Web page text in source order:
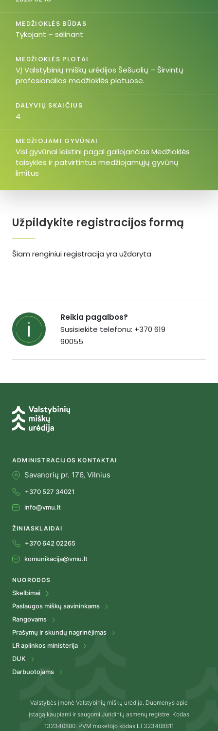
Užpildykite registracijos formą
Šiam renginiui registracija yra uždaryta
MEDŽIOKLĖS BŪDAS
Tykojant – sėlinant
MEDŽIOKLĖS PLOTAI
VĮ Valstybinių miškų urėdijos Šešuolių – Širvintų
profesionalios medžioklės plotuose.
DALYVIŲ SKAIČIUS
4
MEDŽIOJAMI GYVŪNAI
Visi gyvūnai leistini pagal galiojančias Medžioklės
taisykles ir patvirtintus medžiojamųjų gyvūnų
limitus
Reikia pagalbos?
Susisiekite telefonu: +370 619
90055
ADMINISTRACIJOS KONTAKTAI
Savanorių pr. 176, Vilnius
+370 527 34021
info@vmu.lt
ŽINIASKLAIDAI
+370 642 02265
komunikacija@vmu.lt
NUORODOS
Skelbimai
Paslaugos miškų savininkams
Rangovams
Prašymų ir skundų nagrinėjimas
LR aplinkos ministerija
DUK
Darbuotojams
Valstybės įmonė Valstybinių miškų urėdija. Duomenys apie
įstagą kaupiami ir saugomi Juridinių asmenų registre. Kodas
132340880. PVM mokėtojo kodas LT323408811